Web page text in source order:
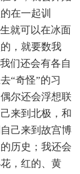
在一起训
就可以在冰面
，就要数我
们还会有各自
“奇怪”的习
尔还会浮想联
来到北极，和
己来到故宫博
历史；我还会
，红的、黄